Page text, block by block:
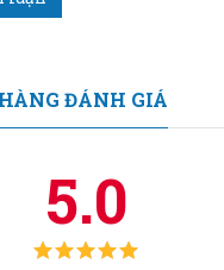
ĐÁNH GIÁ
5.0